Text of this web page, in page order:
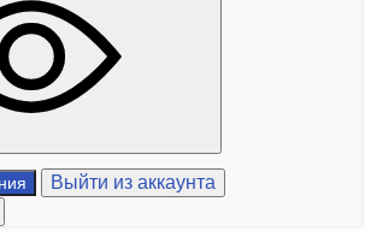
Выйти из аккаунта